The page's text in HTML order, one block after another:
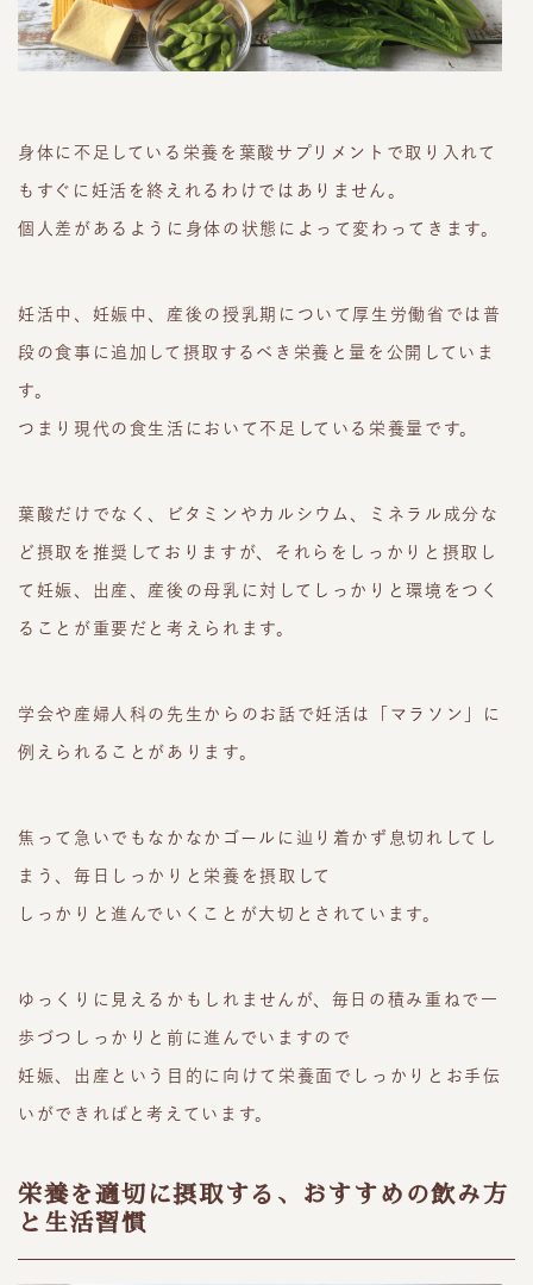
身体に不足している栄養を葉酸サプリメントで取り入れて
もすぐに妊活を終えれるわけではありません。
個人差があるように身体の状態によって変わってきます。
妊活中、妊娠中、産後の授乳期について厚生労働省では普
段の食事に追加して摂取するべき栄養と量を公開していま
す。
つまり現代の食生活において不足している栄養量です。
葉酸だけでなく、ビタミンやカルシウム、ミネラル成分な
ど摂取を推奨しておりますが、それらをしっかりと摂取し
て妊娠、出産、産後の母乳に対してしっかりと環境をつく
ることが重要だと考えられます。
学会や産婦人科の先生からのお話で妊活は「マラソン」に
例えられることがあります。
焦って急いでもなかなかゴールに辿り着かず息切れしてし
まう、毎日しっかりと栄養を摂取して
しっかりと進んでいくことが大切とされています。
ゆっくりに見えるかもしれませんが、毎日の積み重ねで一
歩づつしっかりと前に進んでいますので
妊娠、出産という目的に向けて栄養面でしっかりとお手伝
いができればと考えています。
栄養を適切に摂取する、おすすめの飲み方
と生活習慣